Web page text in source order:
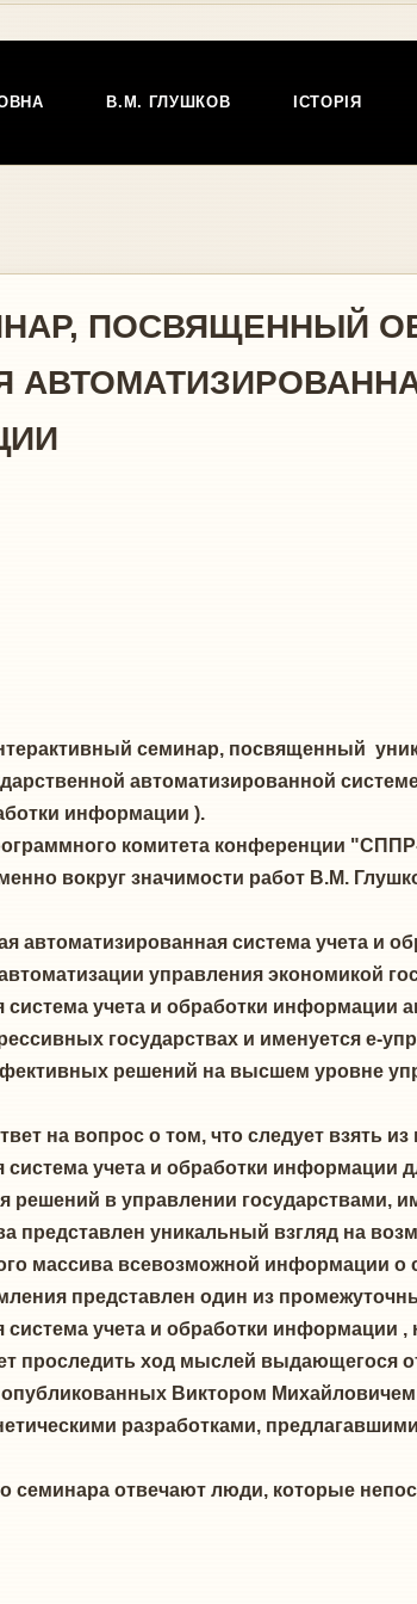
В.М. ГЛУШКОВ ІСТОРІЯ
ПОСВЯЩЕННЫЙ
семинар, посвященный
автоматизированной
информации ).
комитета конференции
вокруг значимости работ В.М.
автоматизированная система учета и
управления экономикой
система учета и обработки
государствах и именуется е-
решений на высшем уровне
на вопрос о том, что следует взять
учета и обработки информации
решений в управлении
представлен уникальный взгляд на
массива всевозможной информации о
представлен один из
система учета и обработки информации
проследить ход мыслей выдающегося
Виктором
разработками,
семинара отвечают люди, которые